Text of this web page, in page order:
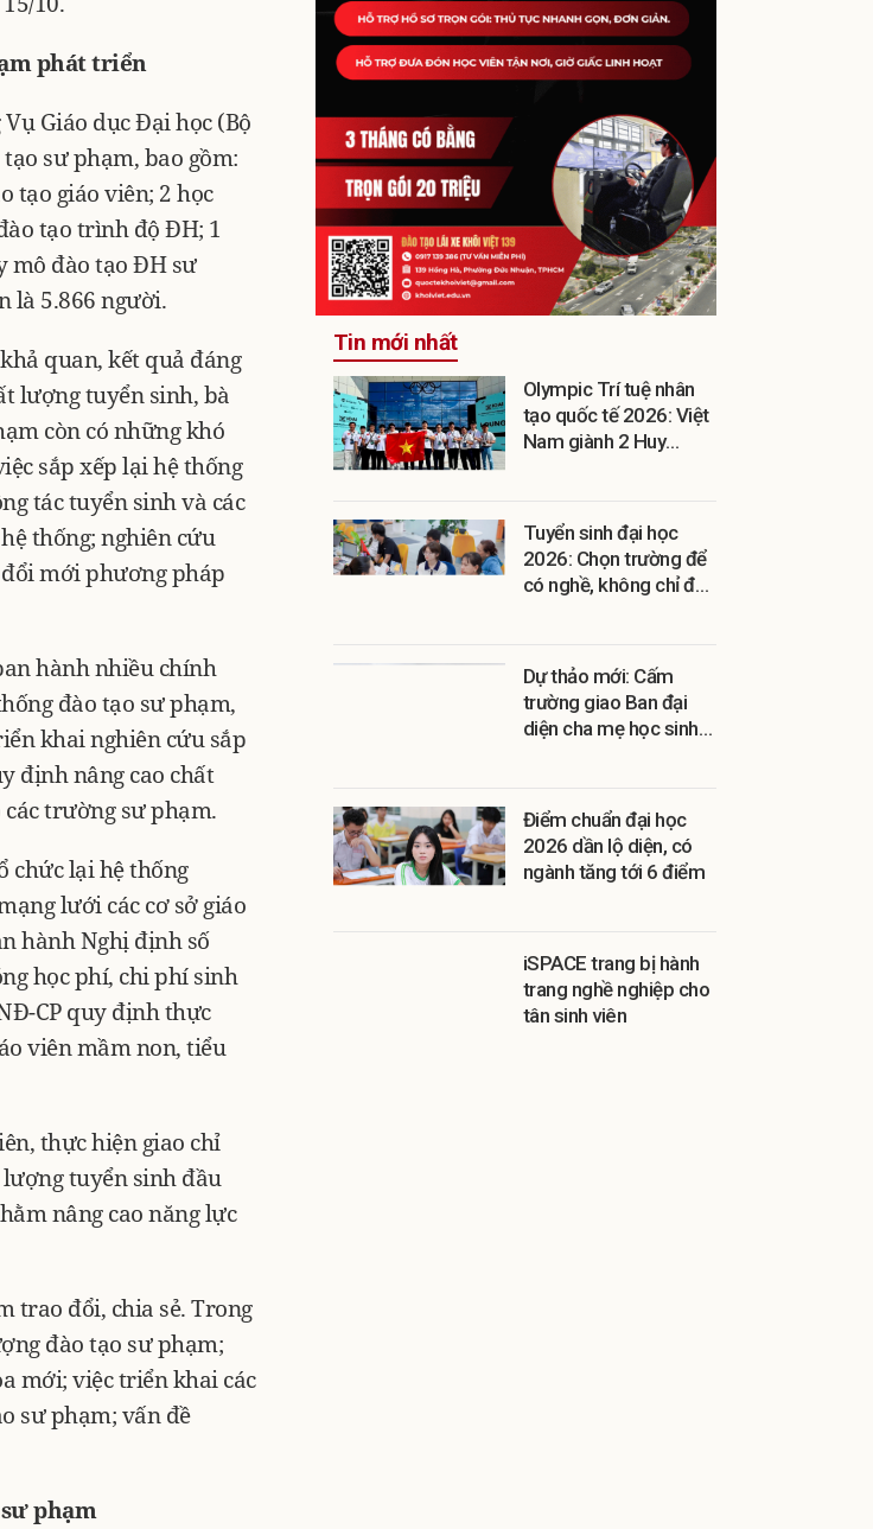
phát triển
Giáo dục Đại học (Bộ
sư phạm, bao gồm:
tạo giáo viên; 2 học
tạo trình độ ĐH; 1
mô đào tạo ĐH sư
là 5.866 người.
quan, kết quả đáng
lượng tuyển sinh, bà
còn có những khó
sắp xếp lại hệ thống
tác tuyển sinh và các
thống; nghiên cứu
mới phương pháp
hành nhiều chính
đào tạo sư phạm,
khai nghiên cứu sắp
định nâng cao chất
trường sư phạm.
chức lại hệ thống
lưới các cơ sở giáo
hành Nghị định số
học phí, chi phí sinh
CP quy định thực
viên mầm non, tiểu
thực hiện giao chỉ
tuyển sinh đầu
nâng cao năng lực
trao đổi, chia sẻ. Trong
đào tạo sư phạm;
mới; việc triển khai các
sư phạm; vấn đề
phạm
Tin mới nhất
Olympic Trí tuệ nhân
tạo quốc tế 2026: Việt
Nam giành 2 Huy
Tuyển sinh đại học
2026: Chọn trường để
có nghề, không chỉ để
Dự thảo mới: Cấm
trường giao Ban đại
diện cha mẹ học sinh
Điểm chuẩn đại học
2026 dần lộ diện, có
ngành tăng tới 6 điểm
iSPACE trang bị hành
trang nghề nghiệp cho
tân sinh viên